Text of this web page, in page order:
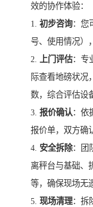
效的协作体验：
1. 初步咨询：您
号、使用情况）
2. 上门评估：专
际查看地磅状况
数，综合评估设
3. 报价确认：依
报价单，双方确
4. 安全拆除：团
离秤台与基础、
等，确保现场无
5. 现场清理：拆